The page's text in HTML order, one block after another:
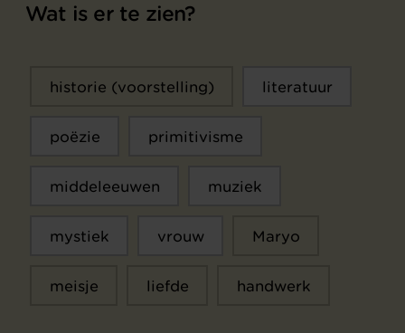
Wat is er te zien?
historie (voorstelling) literatuur
poëzie primitivisme
middeleeuwen muziek
mystiek vrouw Maryo
meisje liefde handwerk